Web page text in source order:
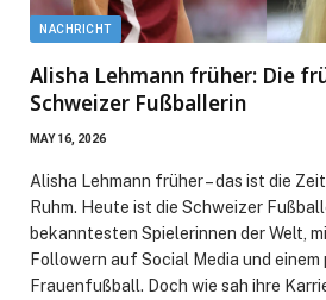
NACHRICHT
Alisha Lehmann früher: Die
Schweizer Fußballerin
MAY 16, 2026
Alisha Lehmann früher – das ist die
Ruhm. Heute ist die Schweizer
bekanntesten Spielerinnen der Welt,
Followern auf Social Media und
Frauenfußball. Doch wie sah ihre